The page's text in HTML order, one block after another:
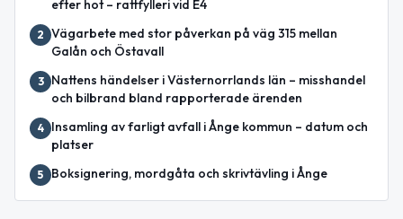
efter hot – rattfylleri vid E4
2 Vägarbete med stor påverkan på väg 315 mellan
Galån och Östavall
3
Nattens händelser i Västernorrlands län – misshandel
och bilbrand bland rapporterade ärenden
4
Insamling av farligt avfall i Ånge kommun – datum och
platser
5 Boksignering, mordgåta och skrivtävling i Ånge